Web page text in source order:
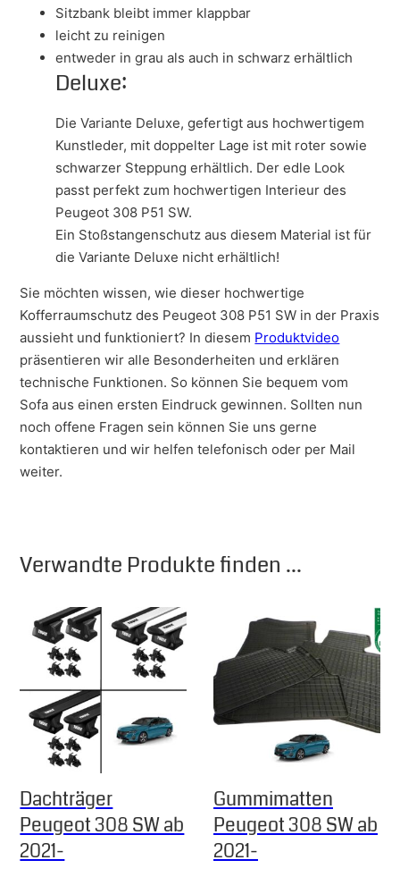
Sitzbank bleibt immer klappbar
leicht zu reinigen
entweder in grau als auch in schwarz erhältlich
Deluxe:
Die Variante Deluxe, gefertigt aus hochwertigem
Kunstleder, mit doppelter Lage ist mit roter sowie
schwarzer Steppung erhältlich. Der edle Look
passt perfekt zum hochwertigen Interieur des
Peugeot 308 P51 SW.
Ein Stoßstangenschutz aus diesem Material ist für
die Variante Deluxe nicht erhältlich!
Sie möchten wissen, wie dieser hochwertige
Kofferraumschutz des Peugeot 308 P51 SW in der Praxis
aussieht und funktioniert? In diesem Produktvideo
präsentieren wir alle Besonderheiten und erklären
technische Funktionen. So können Sie bequem vom
Sofa aus einen ersten Eindruck gewinnen. Sollten nun
noch offene Fragen sein können Sie uns gerne
kontaktieren und wir helfen telefonisch oder per Mail
weiter.
Verwandte Produkte finden ...
Dachträger
Peugeot 308 SW ab
2021-
Gummimatten
Peugeot 308 SW ab
2021-